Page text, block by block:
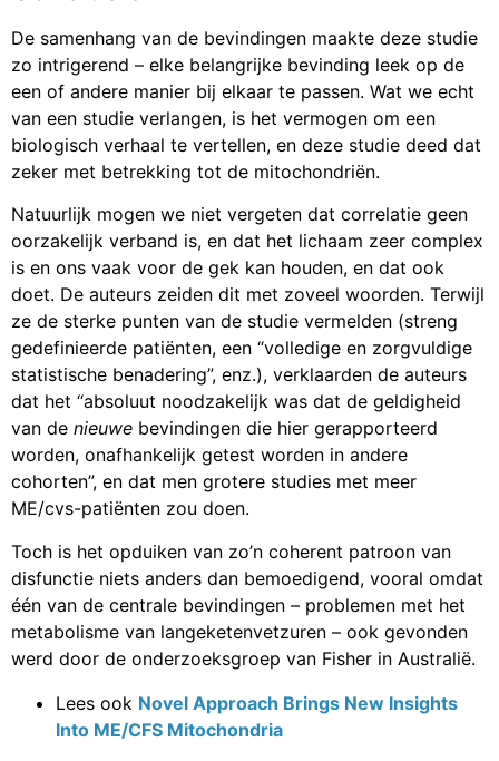
De samenhang van de bevindingen maakte deze studie
zo intrigerend – elke belangrijke bevinding leek op de
een of andere manier bij elkaar te passen. Wat we echt
van een studie verlangen, is het vermogen om een
biologisch verhaal te vertellen, en deze studie deed dat
zeker met betrekking tot de mitochondriën.
Natuurlijk mogen we niet vergeten dat correlatie geen
oorzakelijk verband is, en dat het lichaam zeer complex
is en ons vaak voor de gek kan houden, en dat ook
doet. De auteurs zeiden dit met zoveel woorden. Terwijl
ze de sterke punten van de studie vermelden (streng
gedefinieerde patiënten, een “volledige en zorgvuldige
statistische benadering”, enz.), verklaarden de auteurs
dat het “absoluut noodzakelijk was dat de geldigheid
van de nieuwe bevindingen die hier gerapporteerd
worden, onafhankelijk getest worden in andere
cohorten”, en dat men grotere studies met meer
ME/cvs-patiënten zou doen.
Toch is het opduiken van zo’n coherent patroon van
disfunctie niets anders dan bemoedigend, vooral omdat
één van de centrale bevindingen – problemen met het
metabolisme van langeketenvetzuren – ook gevonden
werd door de onderzoeksgroep van Fisher in Australië.
Lees ook Novel Approach Brings New Insights
Into ME/CFS Mitochondria